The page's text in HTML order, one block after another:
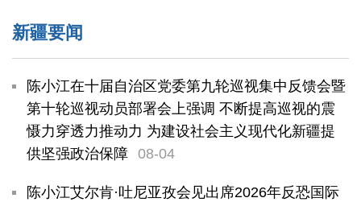
新疆要闻
陈小江在十届自治区党委第九轮巡视集中反馈会暨
第十轮巡视动员部署会上强调 不断提高巡视的震
慑力穿透力推动力 为建设社会主义现代化新疆提
供坚强政治保障 08-04
陈小江艾尔肯·吐尼亚孜会见出席2026年反恐国际